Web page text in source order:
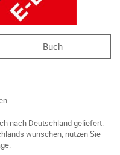
Buch
nach Deutschland geliefert.
wünschen, nutzen Sie